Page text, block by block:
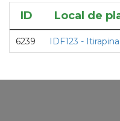
ID Local de
6239 IDF123 -